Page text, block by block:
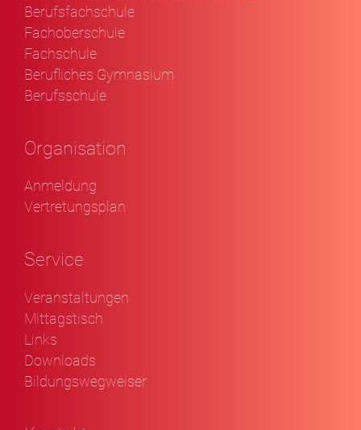
Berufsfachschule
Fachoberschule
Fachschule
Berufliches Gymnasium
Berufsschule
Organisation
Anmeldung
Vertretungsplan
Service
Veranstaltungen
Mittagstisch
Links
Downloads
Bildungswegweiser